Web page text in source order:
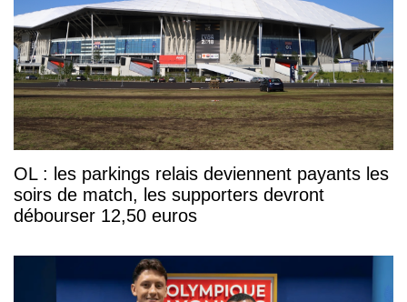
OL : les parkings relais deviennent payants les
soirs de match, les supporters devront
débourser 12,50 euros